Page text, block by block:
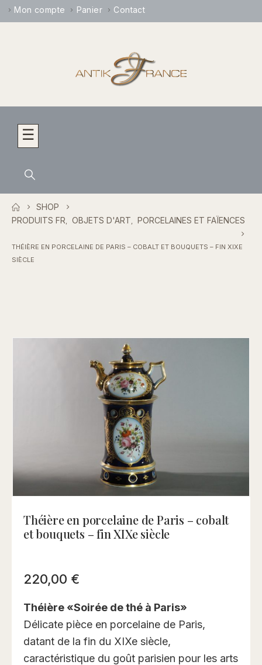
Mon compte Panier Contact
☰
SHOP
PRODUITS FR, OBJETS D'ART, PORCELAINES ET FAÏENCES
THÉIÈRE EN PORCELAINE DE PARIS – COBALT ET BOUQUETS – FIN XIXE
SIÈCLE
Théière en porcelaine de Paris – cobalt
et bouquets – fin XIXe siècle
220,00 €
Théière «Soirée de thé à Paris»
Délicate pièce en porcelaine de Paris,
datant de la fin du XIXe siècle,
caractéristique du goût parisien pour les arts